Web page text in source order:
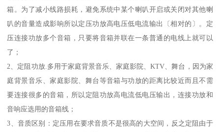
箱。为了减小线路损耗，避免系统中某个喇叭开启或关闭对其他喇
叭的音量造成影响所以定压功放高电压低电流输出〔相对的〕。定
压连接功放多个音箱，只要将音箱并联在一条普通的电线上就可以
了；
2、定阻功放.多用于家庭背景音乐、家庭影院、KTV、舞台，因为家
庭背景音乐、家庭影院、舞台等音箱与功放的距离比较近而且不需
要连接很多的音箱，所以定阻功放高电流低电压输出，连接功放和
音响应选用的音箱线；
3、音质区别：定压用在要求音质不是很高的大空间，反之定阻由于